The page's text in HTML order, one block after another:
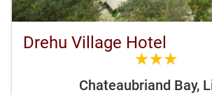
Drehu Village Hotel
3.0
Chateaubriand Bay,